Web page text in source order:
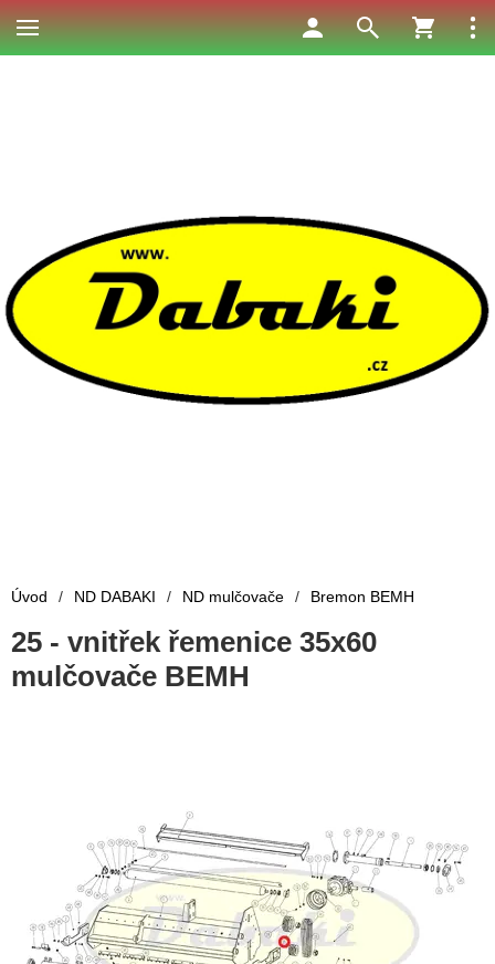
Úvod / ND DABAKI / ND mulčovače / Bremon BEMH
25 - vnitřek řemenice 35x60
mulčovače BEMH